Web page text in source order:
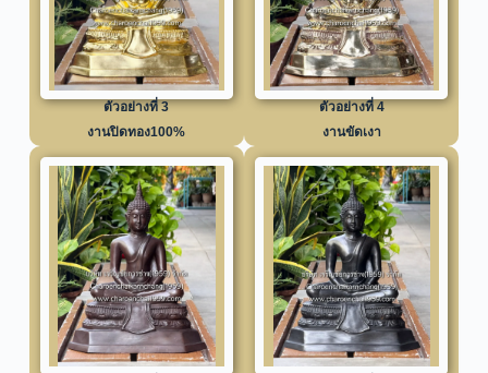
ตัวอย่างที่ 3
งานปิดทอง100%
ตัวอย่างที่ 4
งานขัดเงา